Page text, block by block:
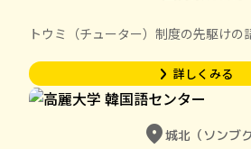
トウミ（チューター）制度の先駆けの
arrow_forward_ios 詳しくみる
location_on城北（ソンブク